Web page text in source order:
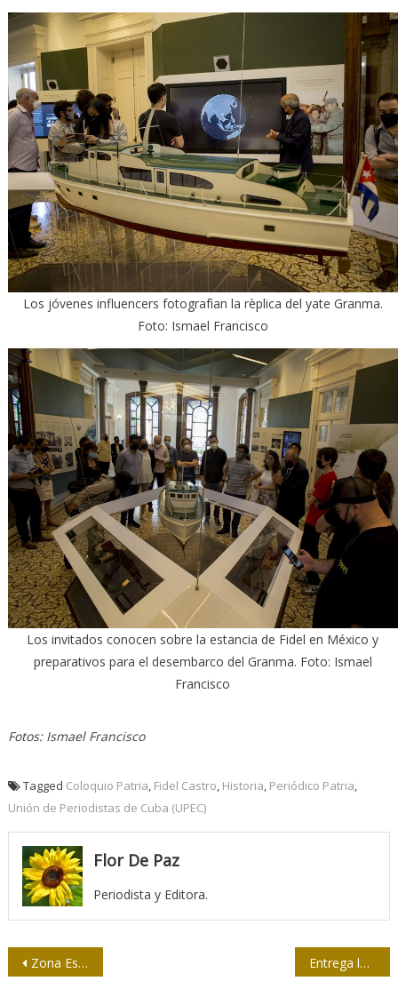
Los jóvenes influencers fotografìan la rèplica del yate Granma.
Foto: Ismael Francisco
Los invitados conocen sobre la estancia de Fidel en México y
preparativos para el desembarco del Granma. Foto: Ismael
Francisco
Fotos: Ismael Francisco
Tagged Coloquio Patria, Fidel Castro, Historia, Periódico Patria,
Unión de Periodistas de Cuba (UPEC)
Flor De Paz
Periodista y Editora.
Navegación
Zona Especial del Mariel abre sus puertas a participantes en el Coloquio Patria Entrega la Upec al Minsap reconocimiento El Héroe